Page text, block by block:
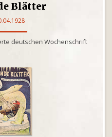
Blätter
deutschen Wochenschrift